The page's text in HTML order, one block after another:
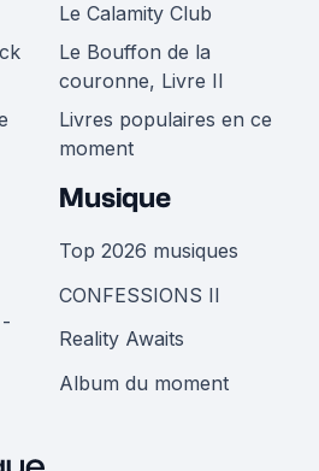
Le Calamity Club
Le Bouffon de la
couronne, Livre II
Livres populaires en ce
moment
Musique
Top 2026 musiques
CONFESSIONS II
Reality Awaits
Album du moment